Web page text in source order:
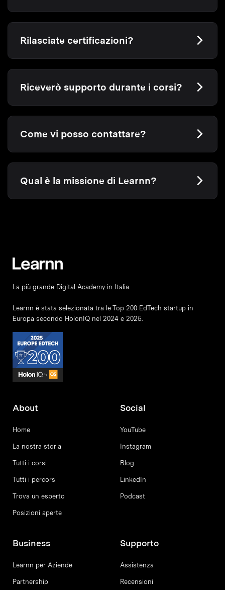
Rilasciate certificazioni?
Riceverò supporto durante i corsi?
Come vi posso contattare?
Qual è la missione di Learnn?
La più grande Digital Academy in Italia.
Learnn è stata selezionata tra le Top 200 EdTech startup in
Europa secondo HolonIQ nel 2024 e 2025.
About
Home
La nostra storia
Tutti i corsi
Tutti i percorsi
Trova un esperto
Posizioni aperte
Social
YouTube
Instagram
Blog
LinkedIn
Podcast
Business
Learnn per Aziende
Partnership
Supporto
Assistenza
Recensioni